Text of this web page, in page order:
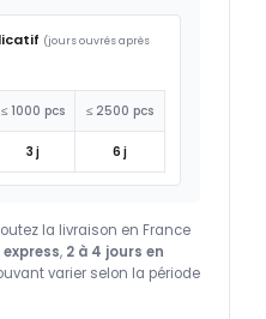
(jours ouvrés après
≤ 1000 pcs ≤ 2500 pcs
3 j 6 j
la livraison en France
express, 2 à 4 jours en
varier selon la période